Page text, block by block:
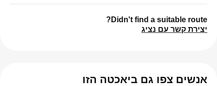
Didn't find a suitable route?
יצירת קשר עם נציג
אנשים צפו גם ביאכטה הזו